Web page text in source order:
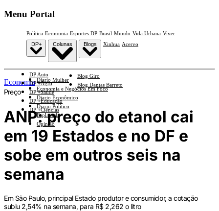
Menu Portal
Política Economia Esportes DP Brasil Mundo Vida Urbana Viver
DP+
DP Auto
DP +Agro
DP +Saúde
DP +Educação
DP +Ciências
Colunas
Diario Mulher
Economia e Negócios Em Foco
Diario Econômico
Diario Político
Esplanada
Opinião
Blogs
Blog Giro
Blog Dantas Barreto
Xinhua Acervo
Economia
Preço
ANP: preço do etanol cai
em 19 Estados e no DF e
sobe em outros seis na
semana
Em São Paulo, principal Estado produtor e consumidor, a cotação
subiu 2,54% na semana, para R$ 2,262 o litro